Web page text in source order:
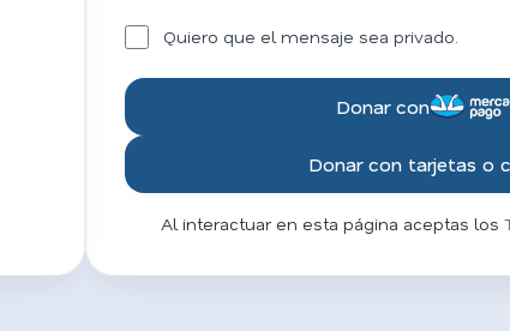
Quiero que el mensaje sea privado.
Donar con
Donar con tarjetas o
Al interactuar en esta página aceptas los